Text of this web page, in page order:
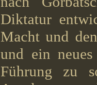
Diktatur
Macht und
und ein neues
Führung zu